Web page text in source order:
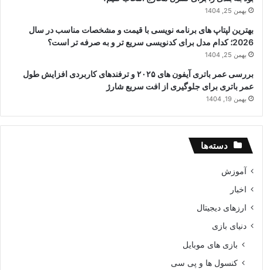
بهمن 25, 1404
بهترین لپتاپ های برنامه نویسی با قیمت و مشخصات مناسب در سال
2026؛ کدام مدل برای کدنویسی سریع تر و به صرفه تر است؟
بهمن 25, 1404
بررسی عمر باتری آیفون های ۲۰۲۵ و ترفندهای کاربردی افزایش طول
عمر باتری برای جلوگیری از افت سریع شارژ
بهمن 19, 1404
دسته‌ها
آموزش
اخبار
ارزهای دیجیتال
دنیای بازی
بازی های موبایل
کنسول ها و پی سی